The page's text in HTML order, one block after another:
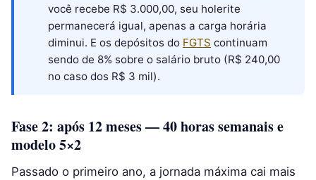
você recebe R$ 3.000,00, seu holerite
permanecerá igual, apenas a carga horária
diminui. E os depósitos do FGTS continuam
sendo de 8% sobre o salário bruto (R$ 240,00
no caso dos R$ 3 mil).
Fase 2: após 12 meses — 40 horas semanais e
modelo 5×2
Passado o primeiro ano, a jornada máxima cai mais